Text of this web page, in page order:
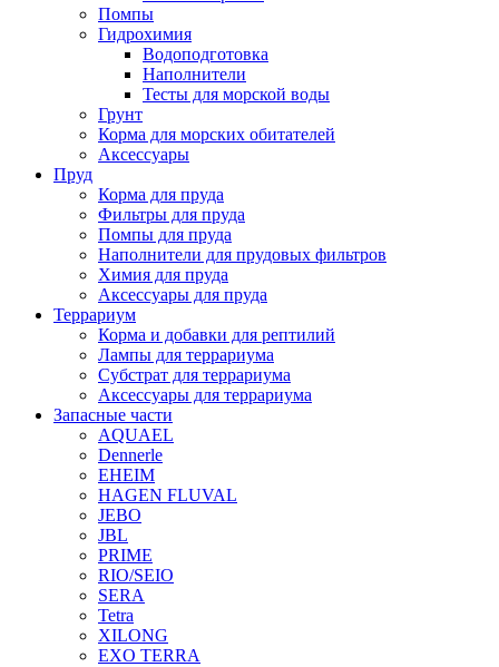
Помпы
Гидрохимия
Водоподготовка
Наполнители
Тесты для морской воды
Грунт
Корма для морских обитателей
Аксессуары
Пруд
Корма для пруда
Фильтры для пруда
Помпы для пруда
Наполнители для прудовых фильтров
Химия для пруда
Аксессуары для пруда
Террариум
Корма и добавки для рептилий
Лампы для террариума
Субстрат для террариума
Аксессуары для террариума
Запасные части
AQUAEL
Dennerle
EHEIM
HAGEN FLUVAL
JEBO
JBL
PRIME
RIO/SEIO
SERA
Tetra
XILONG
EXO TERRA